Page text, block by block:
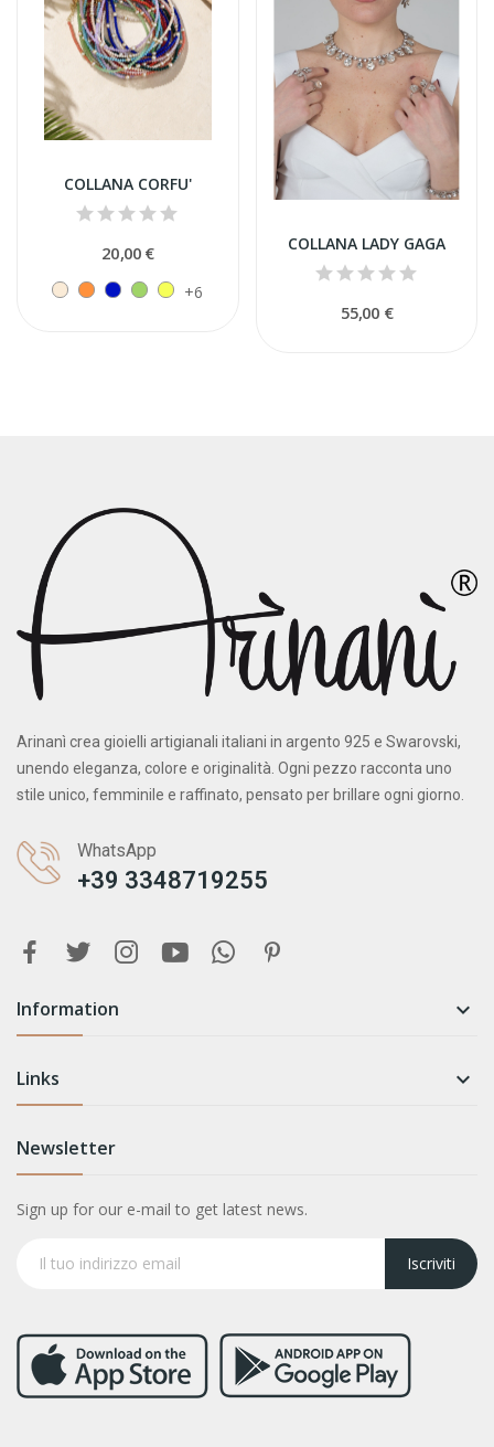
COLLANA CORFU'
20,00 €
+6
COLLANA LADY GAGA
55,00 €
Arinanì crea gioielli artigianali italiani in argento 925 e Swarovski,
unendo eleganza, colore e originalità. Ogni pezzo racconta uno
stile unico, femminile e raffinato, pensato per brillare ogni giorno.
WhatsApp
+39 3348719255
Information 
Links 
Newsletter
Sign up for our e-mail to get latest news.
Iscriviti